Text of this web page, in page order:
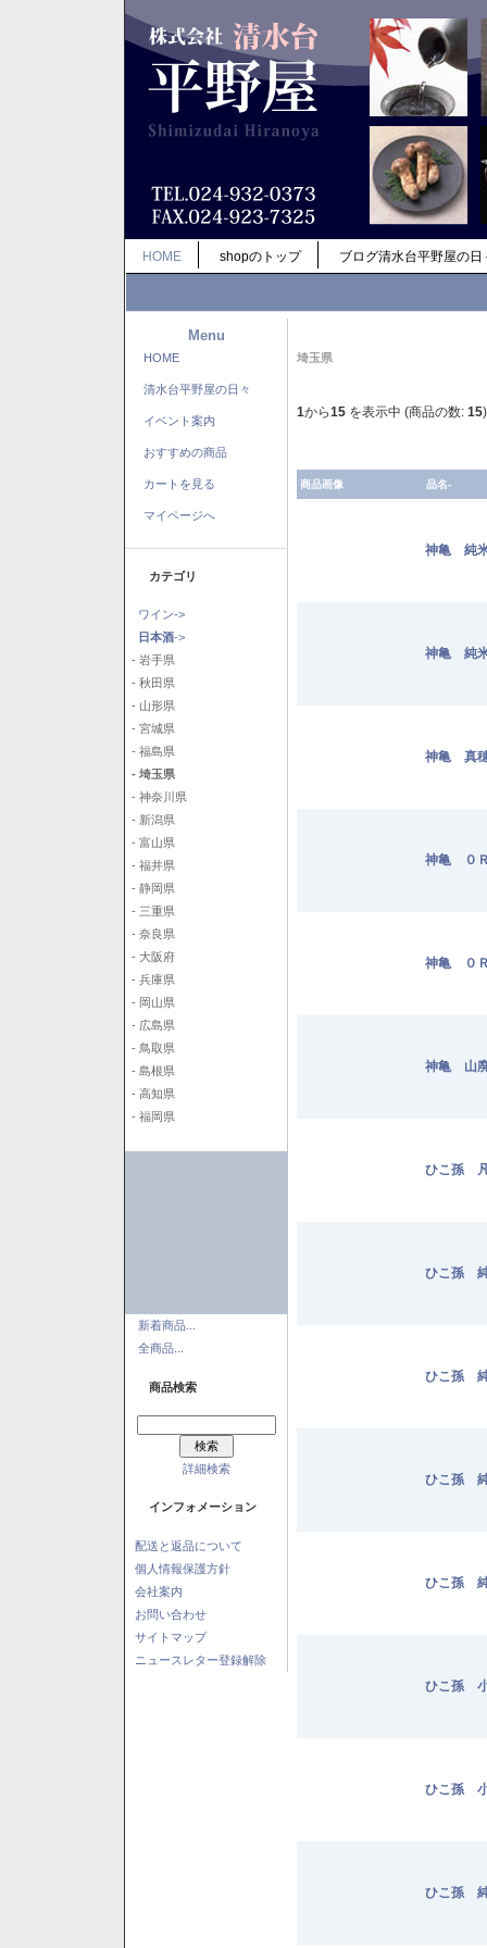
HOME shopのトップ ブログ清水台平野屋の日
Menu
HOME
清水台平野屋の日々
イベント案内
おすすめの商品
カートを見る
マイページへ
カテゴリ
ワイン->
日本酒->
- 岩手県
- 秋田県
- 山形県
- 宮城県
- 福島県
- 埼玉県
- 神奈川県
- 新潟県
- 富山県
- 福井県
- 静岡県
- 三重県
- 奈良県
- 大阪府
- 兵庫県
- 岡山県
- 広島県
- 鳥取県
- 島根県
- 高知県
- 福岡県
新着商品...
全商品...
商品検索
詳細検索
インフォメーション
配送と返品について
個人情報保護方針
会社案内
お問い合わせ
サイトマップ
ニュースレター登録解除
埼玉県
1から15 を表示中 (商品の数: 15)
商品画像 品名-
神亀 純
神亀 純
神亀 真
神亀 ０
神亀 ０
神亀 山
ひこ孫
ひこ孫
ひこ孫
ひこ孫
ひこ孫
ひこ孫
ひこ孫
ひこ孫